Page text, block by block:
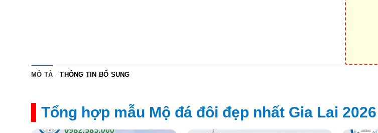
MÔ TẢ THÔNG TIN BỔ SUNG
Tổng hợp mẫu Mộ đá đôi đẹp nhất Gia Lai 2026